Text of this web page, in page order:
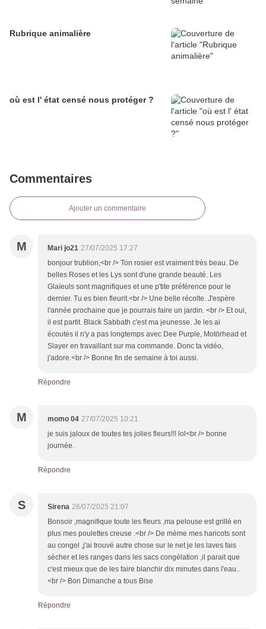
Rubrique animalière
où est l' état censé nous protéger ?
Commentaires
Ajouter un commentaire
M Mari jo21 27/07/2025 17:27
bonjour trublion,<br /> Ton rosier est vraiment très beau. De
belles Roses et les Lys sont d'une grande beauté. Les
Glaïeuls sont magnifiques et une p'tite préférence pour le
dernier. Tu es bien fleurit.<br /> Une belle récolte. J'espère
l'année prochaine que je pourrais faire un jardin. <br /> Et oui,
il est partit. Black Sabbath c'est ma jeunesse. Je les ai
écoutés il n'y a pas longtemps avec Dee Purple, Motörhead et
Slayer en travaillant sur ma commande. Donc ta vidéo,
j'adore.<br /> Bonne fin de semaine à toi aussi.
Répondre
M momo 04 27/07/2025 10:21
je suis jaloux de toutes tes jolies fleurs!!! lol<br /> bonne
journée.
Répondre
S Sirena 26/07/2025 21:07
Bonsoir ,magnifique toute les fleurs ,ma pelouse est grillé en
plus mes poulettes creuse .<br /> De mème mes haricots sont
au congel ,j'ai trouvé autre chose sur le net je les laves fais
sécher et les ranges dans les sacs congélation ,il parait que
c'est mieux que de les faire blanchir dix minutes dans l'eau..
<br /> Bon Dimanche a tous Bise
Répondre